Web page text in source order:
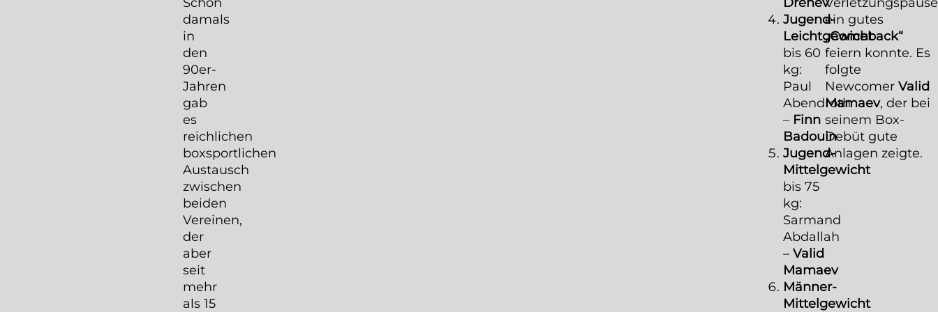
damals
in
den
90er-
Jahren
gab
es
reichlichen
boxsportlichen
Austausch
zwischen
beiden
Vereinen,
der
aber
seit
mehr
als 15
Jugend-
Leichtgewicht
bis 60
kg:
Paul
Abendroth
– Finn
Badouin
Jugend-
Mittelgewicht
bis 75
kg:
Sarmand
Abdallah
– Valid
Mamaev
Männer-
Mittelgewicht
ein gutes
„Comeback“
feiern konnte. Es
folgte
Newcomer Valid
Mamaev, der bei
seinem Box-
Debüt gute
Anlagen zeigte.